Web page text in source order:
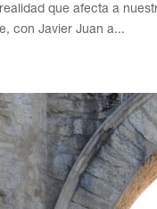
que afecta a
con Javier Juan a...